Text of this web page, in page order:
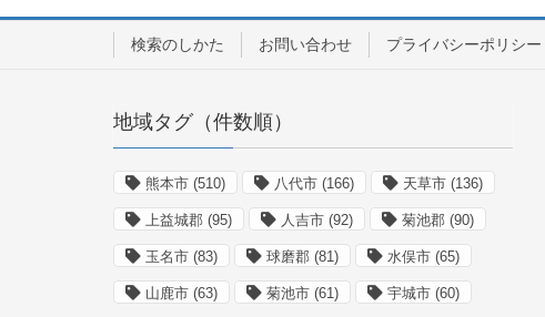
検索のしかた お問い合わせ プライバシーポリシー
地域タグ（件数順）
熊本市 (510) 八代市 (166) 天草市 (136)
上益城郡 (95) 人吉市 (92) 菊池郡 (90)
玉名市 (83) 球磨郡 (81) 水俣市 (65)
山鹿市 (63) 菊池市 (61) 宇城市 (60)